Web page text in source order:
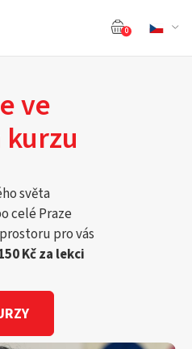
0
ve
světa
celé Praze
pro vás
Kč za lekci